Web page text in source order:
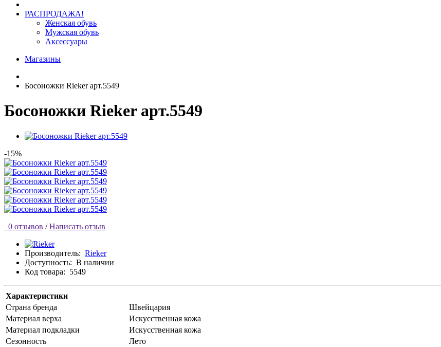
РАСПРОДАЖА!
Женская обувь
Мужская обувь
Аксессуары
Магазины
Босоножки Rieker арт.5549
Босоножки Rieker арт.5549
-15%
0 отзывов / Написать отзыв
Производитель: Rieker
Доступность: В наличии
Код товара: 5549
Характеристики
Страна бренда
Швейцария
Материал верха
Искусственная кожа
Материал подкладки
Искусственная кожа
Сезонность
Лето